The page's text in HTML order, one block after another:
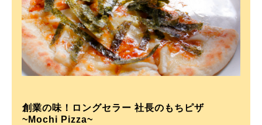
創業の味！ロングセラー 社長のもちピザ
~Mochi Pizza~